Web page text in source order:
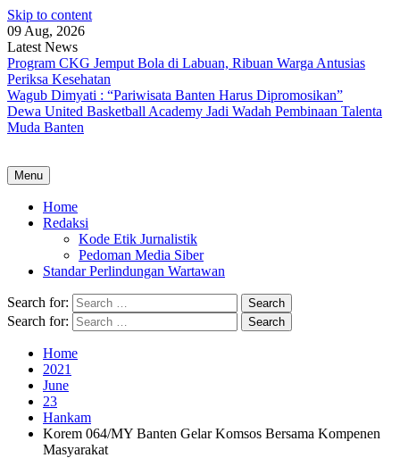
Skip to content
09 Aug, 2026
Latest News
Program CKG Jemput Bola di Labuan, Ribuan Warga Antusias
Periksa Kesehatan
Wagub Dimyati : “Pariwisata Banten Harus Dipromosikan”
Dewa United Basketball Academy Jadi Wadah Pembinaan Talenta
Muda Banten
Menu
Home
Redaksi
Kode Etik Jurnalistik
Pedoman Media Siber
Standar Perlindungan Wartawan
Search for:
Search for:
Home
2021
June
23
Hankam
Korem 064/MY Banten Gelar Komsos Bersama Kompenen
Masyarakat